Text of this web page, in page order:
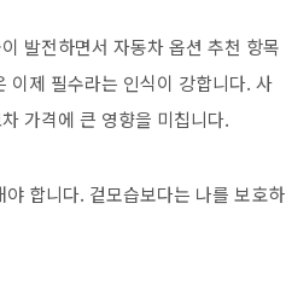
발전하면서 자동차 옵션 추천 항목
이제 필수라는 인식이 강합니다. 사
가격에 큰 영향을 미칩니다.
합니다. 겉모습보다는 나를 보호하